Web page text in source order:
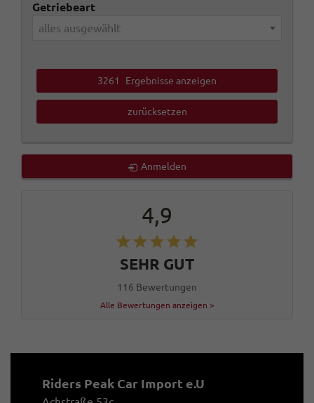
Getriebeart
alles ausgewählt
3261 Ergebnisse anzeigen
zurücksetzen
Anmelden
4,9
SEHR GUT
116 Bewertungen
Alle Bewertungen anzeigen >
Riders Peak Car Import e.U